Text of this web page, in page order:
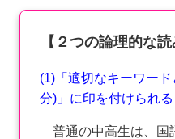
【２つの論理的な読
(1)「適切なキーワー
分)」に印を付けられ
普通の中高生は、国